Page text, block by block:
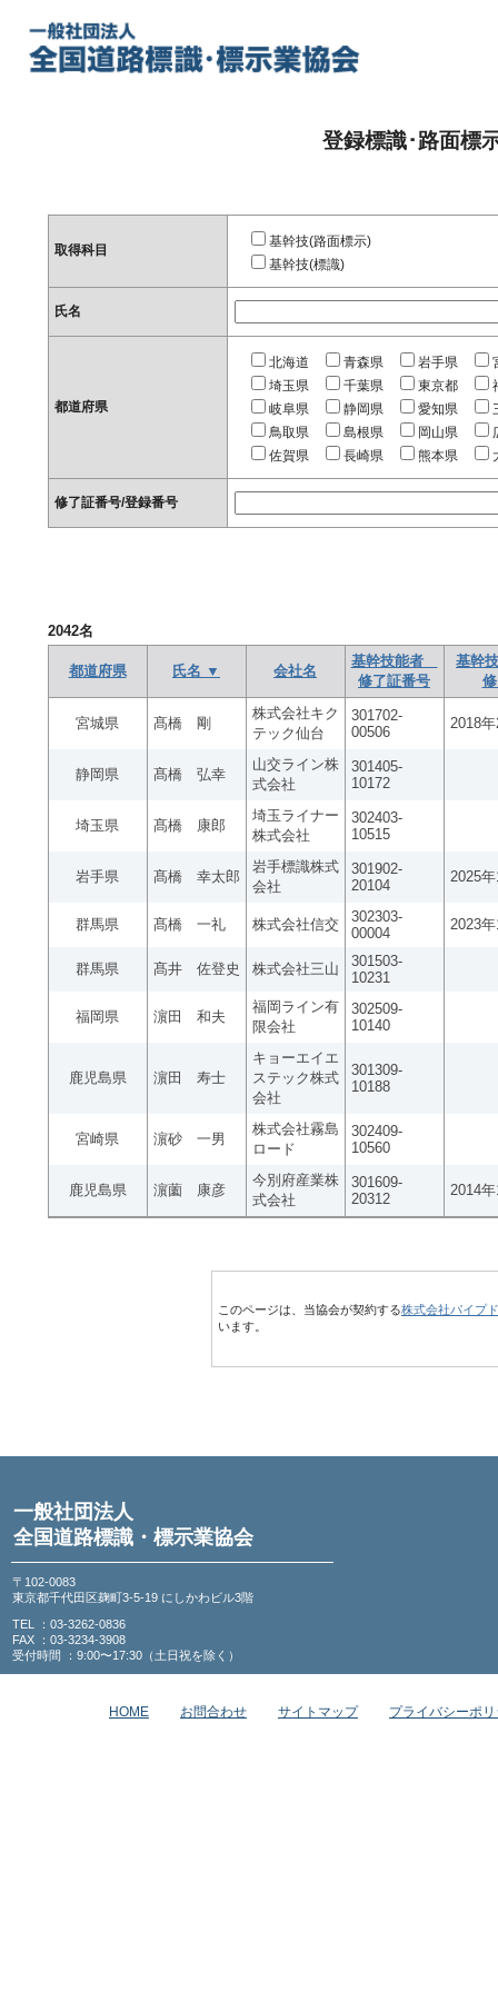
登録標識･路面標
取得科目
基幹技(路面標示)
基幹技(標識)
氏名
都道府県
北海道 青森県 岩手県
埼玉県
千葉県 東京都
岐阜県
静岡県 愛知県
鳥取県
島根県 岡山県
佐賀県
長崎県 熊本県
修了証番号/登録番号
2042名
都道府県 氏名 ▼ 会社名
基幹技能者
修了証番号
基幹
宮城県 髙橋 剛
株式会社キク
テック仙台
301702-
00506
2018
静岡県 髙橋 弘幸
山交ライン株
式会社
301405-
10172
埼玉県 髙橋 康郎
埼玉ライナー
株式会社
302403-
10515
岩手県 髙橋 幸太郎
岩手標識株式
会社
301902-
20104
2025
群馬県 髙橋 一礼 株式会社信交
302303-
00004
2023
群馬県 髙井 佐登史 株式会社三山
301503-
10231
福岡県 濵田 和夫
福岡ライン有
限会社
302509-
10140
鹿児島県 濵田 寿士
キョーエイエ
ステック株式
会社
301309-
10188
宮崎県 濵砂 一男
株式会社霧島
ロード
302409-
10560
鹿児島県 濵薗 康彦
今別府産業株
式会社
301609-
20312
2014
このページは、当協会が契約する株式会社パイプ
います。
一般社団法人
全国道路標識・標示業協会
〒102-0083
東京都千代田区麹町3-5-19 にしかわビル3階
TEL ：03-3262-0836
FAX ：03-3234-3908
受付時間 ：9:00〜17:30（土日祝を除く）
HOME お問合わせ サイトマップ プライバシーポ